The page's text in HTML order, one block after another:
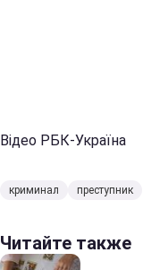
Відео РБК-Україна
криминал преступник
Читайте также